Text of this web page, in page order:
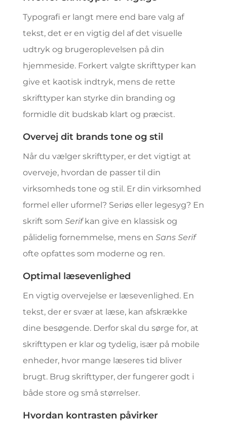
Typografi er langt mere end bare valg af
tekst, det er en vigtig del af det visuelle
udtryk og brugeroplevelsen på din
hjemmeside. Forkert valgte skrifttyper kan
give et kaotisk indtryk, mens de rette
skrifttyper kan styrke din branding og
formidle dit budskab klart og præcist.
Overvej dit brands tone og stil
Når du vælger skrifttyper, er det vigtigt at
overveje, hvordan de passer til din
virksomheds tone og stil. Er din virksomhed
formel eller uformel? Seriøs eller legesyg? En
skrift som Serifkan give en klassisk og
pålidelig fornemmelse, mens en Sans Serif
ofte opfattes som moderne og ren.
Optimal læsevenlighed
En vigtig overvejelse er læsevenlighed. En
tekst, der er svær at læse, kan afskrække
dine besøgende. Derfor skal du sørge for, at
skrifttypen er klar og tydelig, især på mobile
enheder, hvor mange læseres tid bliver
brugt. Brug skrifttyper, der fungerer godt i
både store og små størrelser.
Hvordan kontrasten påvirker